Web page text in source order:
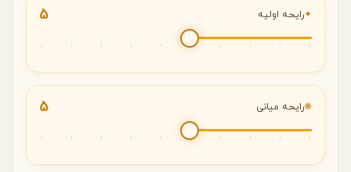
✦رایحه اولیه 5
❋رایحه میانی 5